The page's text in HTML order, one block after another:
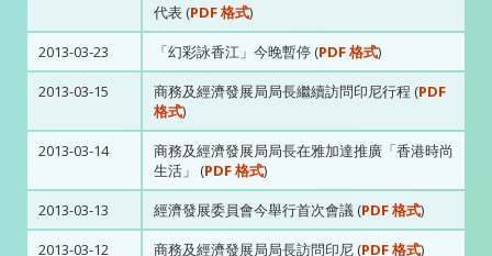
代表 (PDF 格式)
2013-03-23
「幻彩詠香江」今晚暫停 (PDF 格式)
2013-03-15
商務及經濟發展局局長繼續訪問印尼行程 (PDF
格式)
2013-03-14
商務及經濟發展局局長在雅加達推廣「香港時尚
生活」 (PDF 格式)
2013-03-13
經濟發展委員會今舉行首次會議 (PDF 格式)
2013-03-12
商務及經濟發展局局長訪問印尼 (PDF 格式)